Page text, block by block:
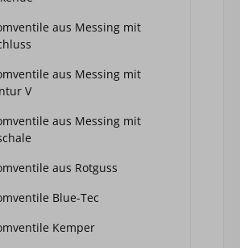
aus Messing mit
aus Messing mit
V
aus Messing mit
aus Rotguss
Blue-Tec
Kemper